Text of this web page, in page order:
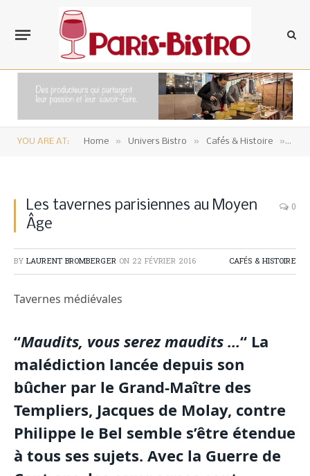
YOU ARE AT: Home » Univers Bistro » Cafés & Histoire »
Les tavernes parisiennes au Moyen
Âge
0
BY LAURENT BROMBERGER ON 22 FÉVRIER 2016 CAFÉS & HISTOIRE
Tavernes médiévales
“Maudits, vous serez maudits …“ La
malédiction lancée depuis son
bûcher par le Grand-Maître des
Templiers, Jacques de Molay, contre
Philippe le Bel semble s’être étendue
à tous ses sujets. Avec la Guerre de